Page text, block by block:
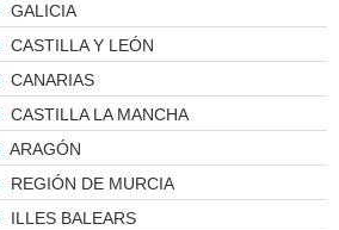
GALICIA
CASTILLA Y LEÓN
CANARIAS
CASTILLA LA MANCHA
ARAGÓN
REGIÓN DE MURCIA
ILLES BALEARS